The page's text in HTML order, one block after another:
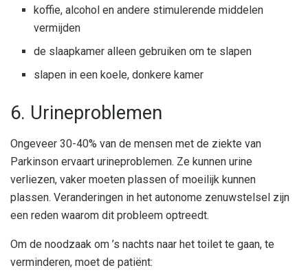
koffie, alcohol en andere stimulerende middelen
vermijden
de slaapkamer alleen gebruiken om te slapen
slapen in een koele, donkere kamer
6. Urineproblemen
Ongeveer 30-40% van de mensen met de ziekte van
Parkinson ervaart urineproblemen. Ze kunnen urine
verliezen, vaker moeten plassen of moeilijk kunnen
plassen. Veranderingen in het autonome zenuwstelsel zijn
een reden waarom dit probleem optreedt.
Om de noodzaak om ’s nachts naar het toilet te gaan, te
verminderen, moet de patiënt: